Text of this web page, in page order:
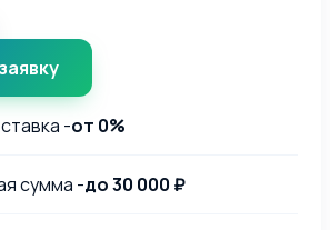
-от 0%
сумма -до 30 000 ₽